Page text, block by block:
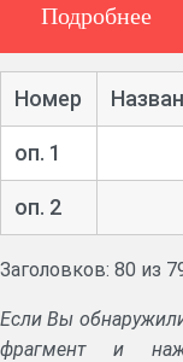
Указы и
Дела о
полицейским, о
Подробнее
Номер
оп. 1
оп. 2
Заголовков: 80 из
Если Вы
фрагмент и